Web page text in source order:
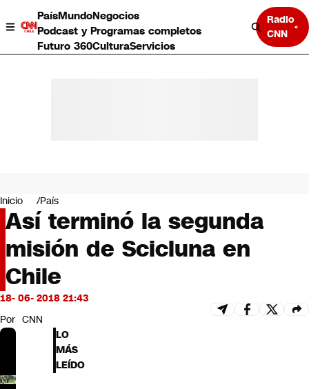
PaísMundoNegocios
Podcast y Programas completos
Futuro 360CulturaServicios
Radio
CNN
Negocios
Deportes
Programas completos
Cultura
Servicios
Bits
CNN tiempo
Futuro 360
Opinión
Inicio País
Así terminó la segunda
misión de Scicluna en
Chile
18- 06- 2018 21:43
Por CNN
LO
MÁS
LEÍDO